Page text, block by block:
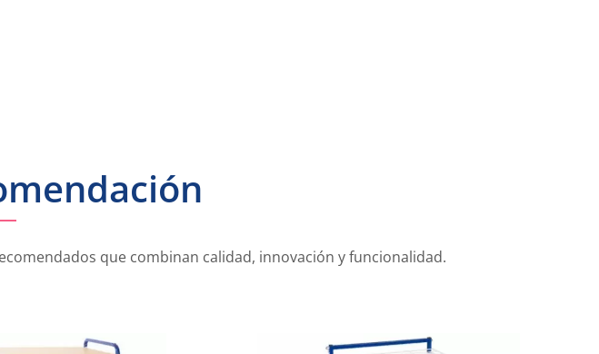
que combinan calidad, innovación y funcionalidad.